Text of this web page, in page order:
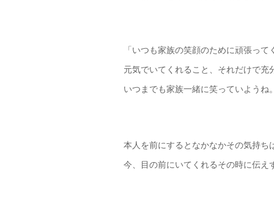
「いつも家族の笑顔のために頑張っ
元気でいてくれること、それだけで充
いつまでも家族一緒に笑っていようね
本人を前にするとなかなかその気持
今、目の前にいてくれるその時に伝え